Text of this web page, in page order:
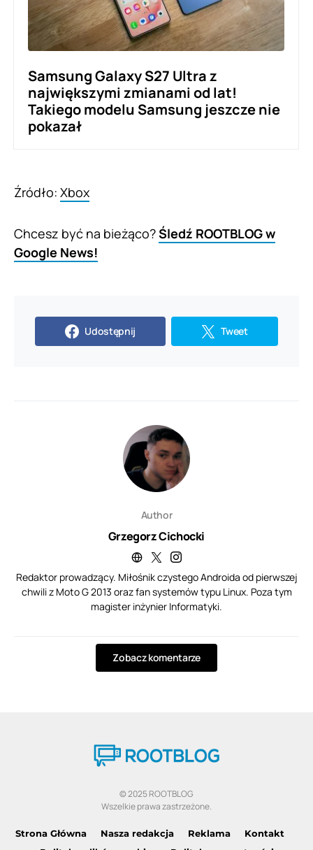
Samsung Galaxy S27 Ultra z
największymi zmianami od lat!
Takiego modelu Samsung jeszcze nie
pokazał
Źródło: Xbox
Chcesz być na bieżąco?Śledź ROOTBLOG w
Google News!
Udostępnij Tweet
Author
Grzegorz Cichocki
Redaktor prowadzący. Miłośnik czystego Androida od pierwszej
chwili z Moto G 2013 oraz fan systemów typu Linux. Poza tym
magister inżynier Informatyki.
Zobacz komentarze
© 2025 ROOTBLOG
Wszelkie prawa zastrzeżone.
Strona Główna Nasza redakcja Reklama
Kontakt